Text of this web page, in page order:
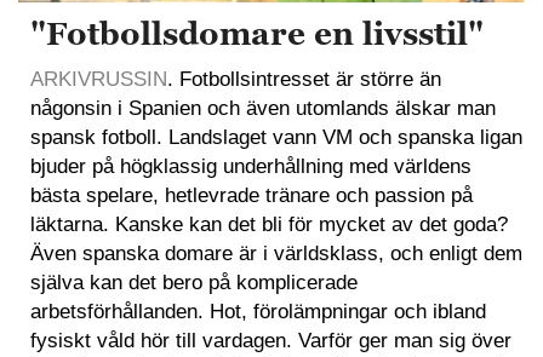
"Fotbollsdomare en livsstil"
ARKIVRUSSIN. Fotbollsintresset är större än
någonsin i Spanien och även utomlands älskar man
spansk fotboll. Landslaget vann VM och spanska ligan
bjuder på högklassig underhållning med världens
bästa spelare, hetlevrade tränare och passion på
läktarna. Kanske kan det bli för mycket av det goda?
Även spanska domare är i världsklass, och enligt dem
själva kan det bero på komplicerade
arbetsförhållanden. Hot, förolämpningar och ibland
fysiskt våld hör till vardagen. Varför ger man sig över